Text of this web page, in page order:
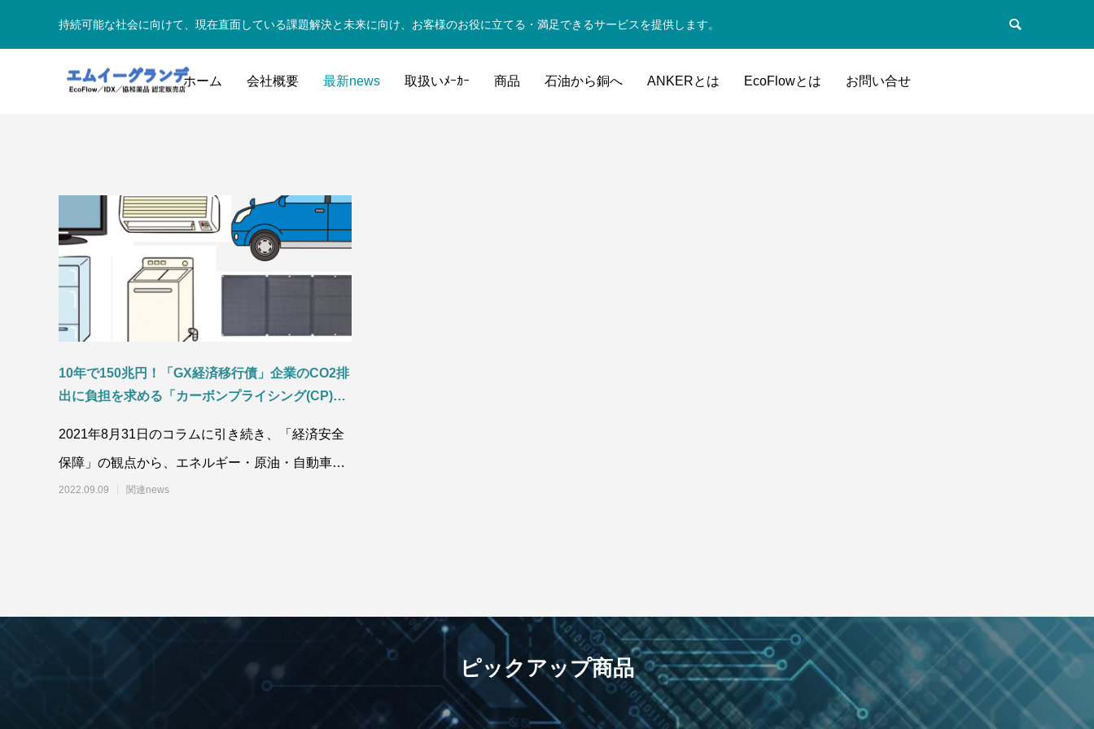
持続可能な社会に向けて、現在直面している課題解決と未来に向け、お客様のお役に立てる・満足できるサービスを提供します。
ホーム 会社概要 最新news 取扱いﾒｰｶｰ 商品 石油から銅へ ANKERとは EcoFlowとは お問い合せ
10年で150兆円！「GX経済移行債」企業のCO2排
出に負担を求める「カーボンプライシング(CP)」
による自動車、家電・IT機器、再生可能エネルギ
ー（太陽光、風力）への影響や「エネルギー消費
の大きい産業部門」中国や米国への高い貿易依存
2021年8月31日のコラムに引き続き、「経済安全
保障」の観点から、エネルギー・原油・自動車・
黒物家電・白物家電・IT機器等の輸出入取扱高
2022.09.09 関連news
ピックアップ商品